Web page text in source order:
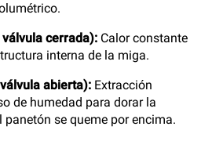
válvula cerrada): Calor constante
interna de la miga.
abierta): Extracción
de humedad para dorar la
panetón se queme por encima.